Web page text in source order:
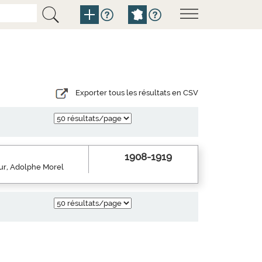
Exporter tous les résultats en CSV
Adolphe Morel
1908-1919